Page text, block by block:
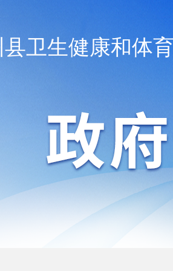
卫生健康和体